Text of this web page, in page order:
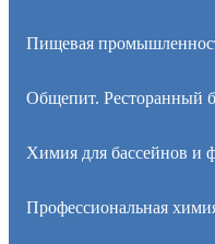
Пищевая
Общепит. Ресторанный
Химия для бассейнов и
Профессиональная